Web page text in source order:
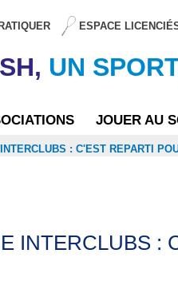
ESPACE
UN
JOUER AU
: C'EST REPARTI
INTERCLUBS :